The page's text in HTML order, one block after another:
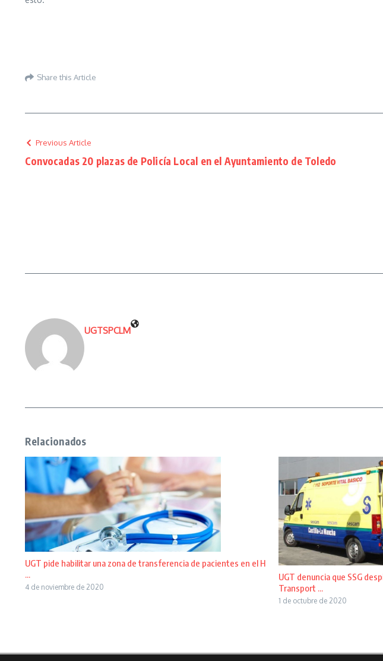
Share this Article
Previous Article
Convocadas 20 plazas de Policía Local en el Ayuntamiento de Toledo
UGTSPCLM
Relacionados
UGT pide habilitar una zona de transferencia de pacientes en el H
...
4 de noviembre de 2020
UGT denuncia que SSG
Transport ...
1 de octubre de 2020